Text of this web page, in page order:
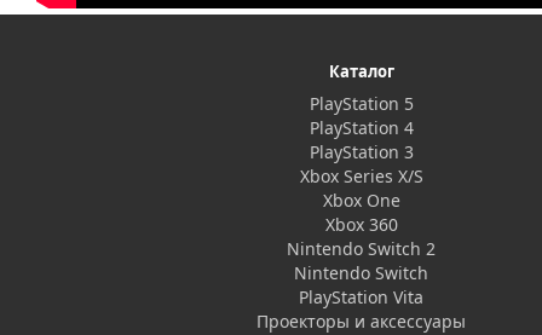
Каталог
PlayStation 5
PlayStation 4
PlayStation 3
Xbox Series X/S
Xbox One
Xbox 360
Nintendo Switch 2
Nintendo Switch
PlayStation Vita
Проекторы и аксессуары